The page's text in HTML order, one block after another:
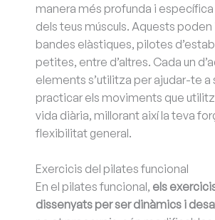
manera més profunda i
dels teus músculs. Aquests poden
bandes elàstiques, pilotes
petites, entre d’altres. Cada un
elements s’utilitza per ajudar-te a
practicar els moviments que
vida diària, millorant així la teva
flexibilitat general.
Exercicis del pilates funcional
En el pilates funcional, els
dissenyats per ser dinàmics i